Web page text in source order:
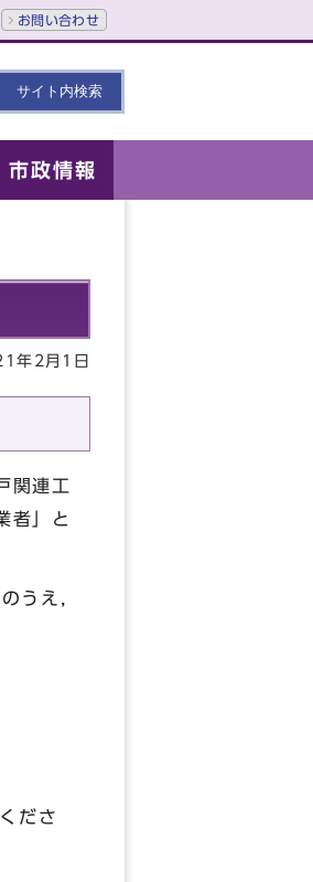
お問い合わせ
市政情報
年2月1日
関連工
者」と
うえ，
ださ